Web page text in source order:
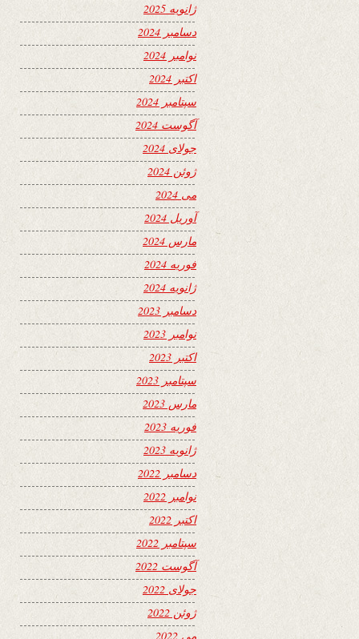
ژانویه 2025
دسامبر 2024
نوامبر 2024
اکتبر 2024
سپتامبر 2024
آگوست 2024
جولای 2024
ژوئن 2024
می 2024
آوریل 2024
مارس 2024
فوریه 2024
ژانویه 2024
دسامبر 2023
نوامبر 2023
اکتبر 2023
سپتامبر 2023
مارس 2023
فوریه 2023
ژانویه 2023
دسامبر 2022
نوامبر 2022
اکتبر 2022
سپتامبر 2022
آگوست 2022
جولای 2022
ژوئن 2022
می 2022